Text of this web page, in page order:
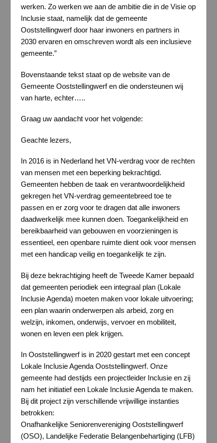
werken. Zo werken we aan de ambitie die in de Visie op
Inclusie staat, namelijk dat de gemeente
Ooststellingwerf door haar inwoners en partners in
2030 ervaren en omschreven wordt als een inclusieve
gemeente.”
Bovenstaande tekst staat op de website van de
Gemeente Ooststellingwerf en die ondersteunen wij
van harte, echter…..
Graag uw aandacht voor het volgende:
Geachte lezers,
In 2016 is in Nederland het VN-verdrag voor de rechten
van mensen met een beperking bekrachtigd.
Gemeenten hebben de taak en verantwoordelijkheid
gekregen het VN-verdrag gemeentebreed toe te
passen en er zorg voor te dragen dat alle inwoners
daadwerkelijk mee kunnen doen. Toegankelijkheid en
bereikbaarheid van gebouwen en voorzieningen is
essentieel, een openbare ruimte dient ook voor mensen
met een handicap veilig en toegankelijk te zijn.
Bij deze bekrachtiging heeft de Tweede Kamer bepaald
dat gemeenten periodiek een integraal plan (Lokale
Inclusie Agenda) moeten maken voor lokale uitvoering;
een plan waarin onderwerpen als arbeid, zorg en
welzijn, inkomen, onderwijs, vervoer en mobiliteit,
wonen en leven een plek krijgen.
In Ooststellingwerf is in 2020 gestart met een concept
Lokale Inclusie Agenda Ooststellingwerf. Onze
gemeente had destijds een projectleider Inclusie en zij
nam het initiatief een Lokale Inclusie Agenda te maken.
Bij dit project zijn verschillende vrijwillige instanties
betrokken:
Onafhankelijke Seniorenvereniging Ooststellingwerf
(OSO), Landelijke Federatie Belangenbehartiging (LFB)